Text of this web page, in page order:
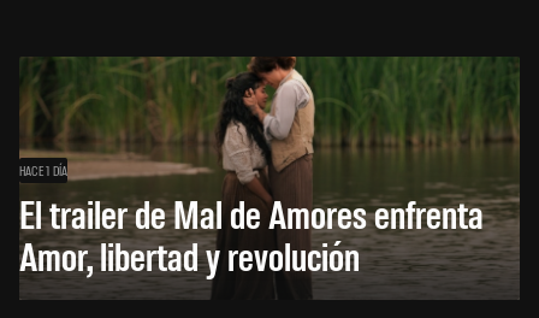
HACE 1 DÍA
El trailer de Mal de Amores enfrenta
Amor, libertad y revolución